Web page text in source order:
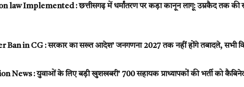
Implemented : छत्तीसगढ़ में धर्मांतरण पर कड़ा कानून लागू: उम्रकैद तक की
in CG : सरकार का सख्त आदेश’ जनगणना 2027 तक नहीं होंगे तबादले, सभी
News : युवाओं के लिए बड़ी खुशखबरी’ 700 सहायक प्राध्यापकों की भर्ती को